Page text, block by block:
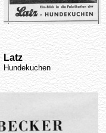
Latz
Hundekuchen